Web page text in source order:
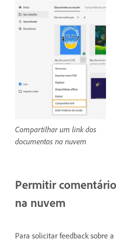
Compartilhar um link dos
documentos na nuvem
Permitir
na nuvem
Para solicitar feedback sobre